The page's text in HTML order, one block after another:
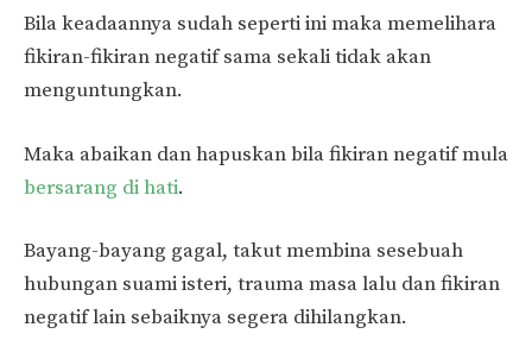
Bila keadaannya sudah seperti ini maka memelihara
fikiran-fikiran negatif sama sekali tidak akan
menguntungkan.
Maka abaikan dan hapuskan bila fikiran negatif mula
bersarang di hati.
Bayang-bayang gagal, takut membina sesebuah
hubungan suami isteri, trauma masa lalu dan fikiran
negatif lain sebaiknya segera dihilangkan.